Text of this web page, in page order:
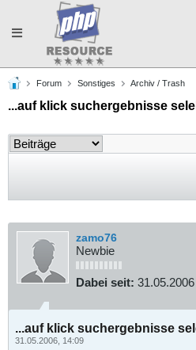
Toggle
navigation
Forum Sonstiges Archiv / Trash
...auf klick suchergebnisse
zamo76
Newbie
Dabei seit: 31.05.2006
...auf klick suchergebnisse
31.05.2006, 14:09